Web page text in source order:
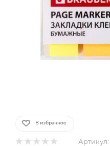
В избранное
Артикул: